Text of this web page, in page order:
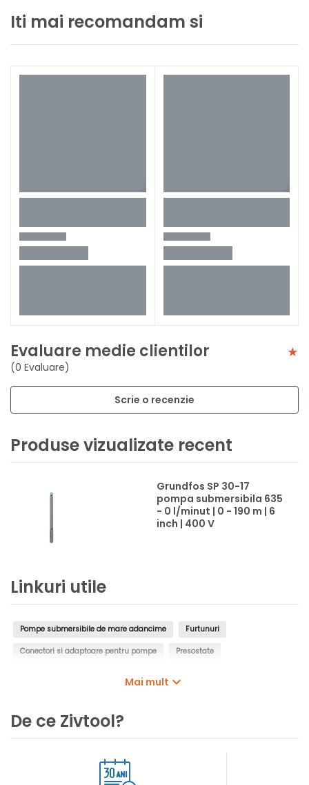
Iti mai recomandam si
Evaluare medie clientilor
(0 Evaluare)
Scrie o recenzie
Produse vizualizate recent
Grundfos SP 30-17
pompa submersibila 635
- 0 l/minut | 0 - 190 m | 6
inch | 400 V
Linkuri utile
Pompe submersibile de mare adancime Furtunuri
Conectori si adaptoare pentru pompe Presostate
Cartuse filtrante pentru pompe
Mai mult
De ce Zivtool?